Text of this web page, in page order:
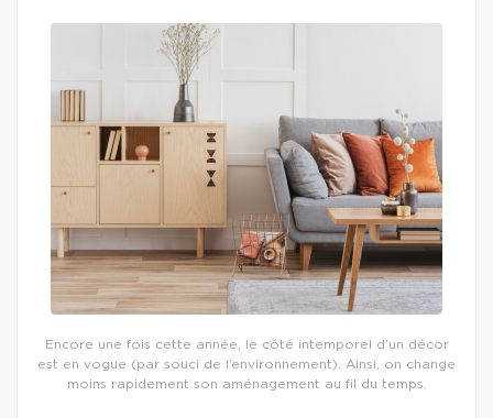
Encore une fois cette année, le côté intemporel d’un décor
est en vogue (par souci de l’environnement). Ainsi, on change
moins rapidement son aménagement au fil du temps.